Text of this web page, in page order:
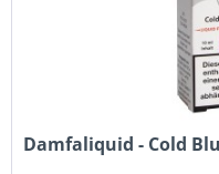
Damfaliquid - Cold